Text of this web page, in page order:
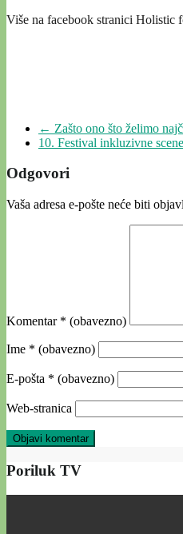
Više na facebook stranici Holistic
← Zašto ono što želimo
10. Festival inkluzivne
Odgovori
Vaša adresa e-pošte neće biti
Komentar * (obavezno)
Ime * (obavezno)
E-pošta * (obavezno)
Web-stranica
Poriluk TV